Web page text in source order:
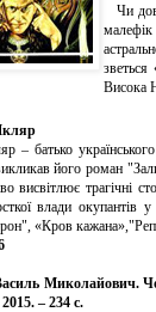
Чи
Висока
батько українського
його роман
висвітлює трагічні
влади окупантів
«Кров
Миколайович.
– 234 с.